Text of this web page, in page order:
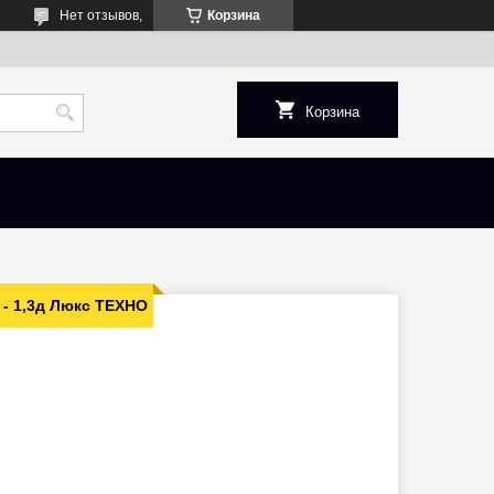
Корзина
Нет отзывов,
Корзина
- 1,3д Люкс ТЕХНО